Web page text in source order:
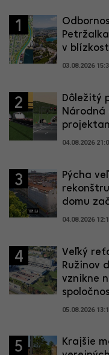
1
v
03.08.2026
2
Dôležitý
Národná
04.08.2026
3
Pýcha
domu
04.08.2026
4
Veľký
Ružinov
vznikne
05.08.2026
5
Krajšie